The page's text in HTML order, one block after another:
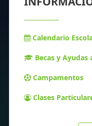
Calendario
Becas y Ayudas
Campamentos
Clases